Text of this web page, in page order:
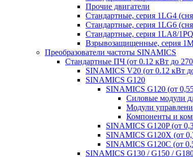
Прочие двигатели
Стандартные, серия 1LG4
Стандартные, серия 1LG6
Стандартные, серия 1LA8/
Взрывозащищенные, серия
Преобразователи частоты SINAMICS
Стандартные ПЧ (от 0.12 кВт до
SINAMICS V20 (от 0.12 кВт
SINAMICS G120
SINAMICS G120 (от
Силовые модули
Модули
Компоненты и
SINAMICS G120P (от
SINAMICS G120X (от
SINAMICS G120C (от
SINAMICS G130 / G150 /